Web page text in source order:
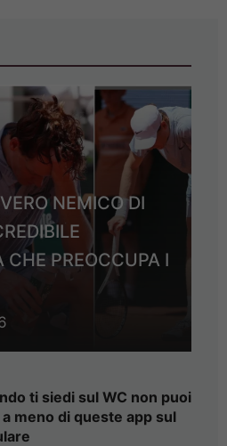
NEMICO DI
CHE PREOCCUPA I
ti siedi sul WC non puoi
meno di queste app sul